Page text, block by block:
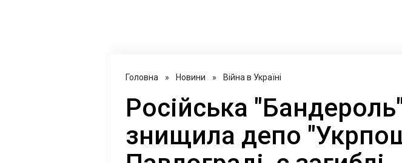
Головна » Новини » Війна в Україні
Російська
знищила депо